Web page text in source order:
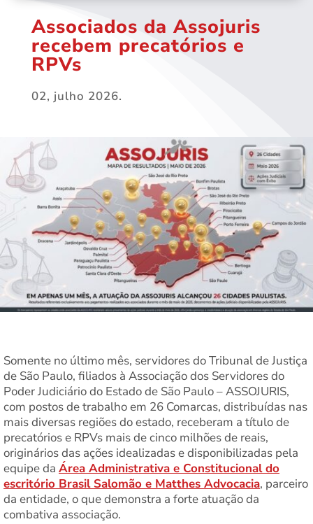
Associados da Assojuris
recebem precatórios e
RPVs
02, julho 2026.
Somente no último mês, servidores do Tribunal de Justiça
de São Paulo, filiados à Associação dos Servidores do
Poder Judiciário do Estado de São Paulo – ASSOJURIS,
com postos de trabalho em 26 Comarcas, distribuídas nas
mais diversas regiões do estado, receberam a título de
precatórios e RPVs mais de cinco milhões de reais,
originários das ações idealizadas e disponibilizadas pela
equipe da Área Administrativa e Constitucional do
escritório Brasil Salomão e Matthes Advocacia, parceiro
da entidade, o que demonstra a forte atuação da
combativa associação.